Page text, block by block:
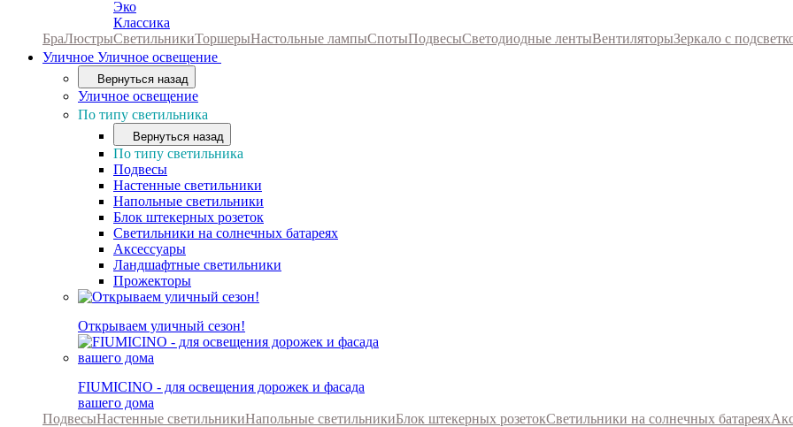
Эко
Классика
БраЛюстрыСветильникиТоршерыНастольные лампыСпотыПодвесыСветодиодные лентыВентиляторыЗеркало с
Уличное Уличное освещение
Вернуться назад
Уличное освещение
По типу светильника
Вернуться назад
По типу светильника
Подвесы
Настенные светильники
Напольные светильники
Блок штекерных розеток
Светильники на солнечных батареях
Аксессуары
Ландшафтные светильники
Прожекторы
Открываем уличный сезон!
FIUMICINO - для освещения дорожек и фасада
вашего дома
ПодвесыНастенные светильникиНапольные светильникиБлок штекерных розетокСветильники на солнечных батареях